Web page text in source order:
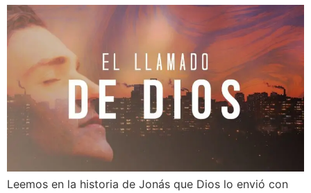
Leemos en la historia de Jonás que Dios lo envió con